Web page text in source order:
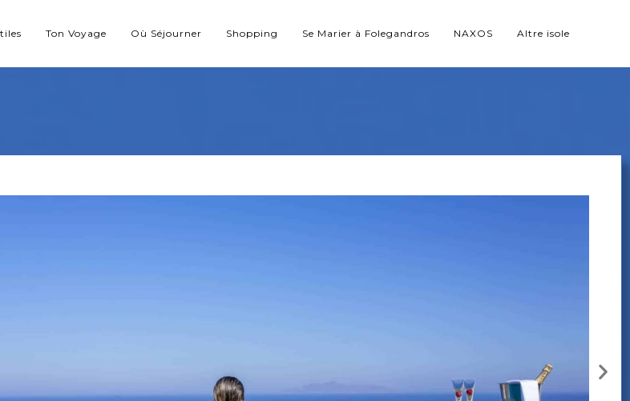
Ton Voyage Où Séjourner Shopping Se Marier à Folegandros NAXOS Altre isole